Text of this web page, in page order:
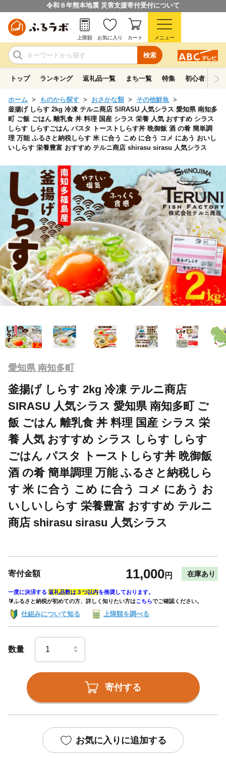
令和８年熊本地震 災害支援寄付受付について
検索
上限額 お気に入り カート メニュー
トップ ランキング 返礼品一覧 まち一覧 特集 初心者ガイド
ホーム ものから探す おさかな類
その他鮮魚
釜揚げ しらす 2kg 冷凍 テルニ商店 SIRASU 人気シラス 愛知県 南知多
町 ご飯 ごはん 離乳食 丼 料理 国産 シラス 栄養 人気 おすすめ シラス
しらす しらすごはん パスタ トーストしらす丼 晩御飯 酒 の肴 簡単調
理 万能 ふるさと納税しらす 米 に合う こめ に合う コメ にあう おいし
いしらす 栄養豊富 おすすめ テルニ商店 shirasu sirasu 人気シラス
愛知県 南知多町
釜揚げ しらす 2kg 冷凍 テルニ商店
SIRASU 人気シラス 愛知県 南知多町 ご
飯 ごはん 離乳食 丼 料理 国産 シラス 栄
養 人気 おすすめ シラス しらす しらす
ごはん パスタ トーストしらす丼 晩御飯
酒 の肴 簡単調理 万能 ふるさと納税しら
す 米 に合う こめ に合う コメ にあう お
いしいしらす 栄養豊富 おすすめ テルニ
商店 shirasu sirasu 人気シラス
寄付金額 11,000円 在庫あり
一度に決済する 返礼品数は３つ以内を推奨しております。
🔰ふるさと納税が初めての方、詳しく知りたい方はこちらでご確認ください。
仕組みについて知る 上限額を調べる
数量
寄付する
お気に入りに追加する